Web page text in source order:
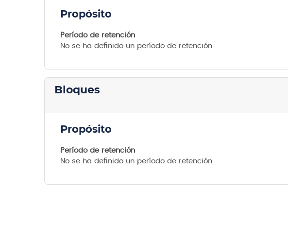
Propósito
Período de retención
No se ha definido un período de retención
Bloques
Propósito
Período de retención
No se ha definido un período de retención